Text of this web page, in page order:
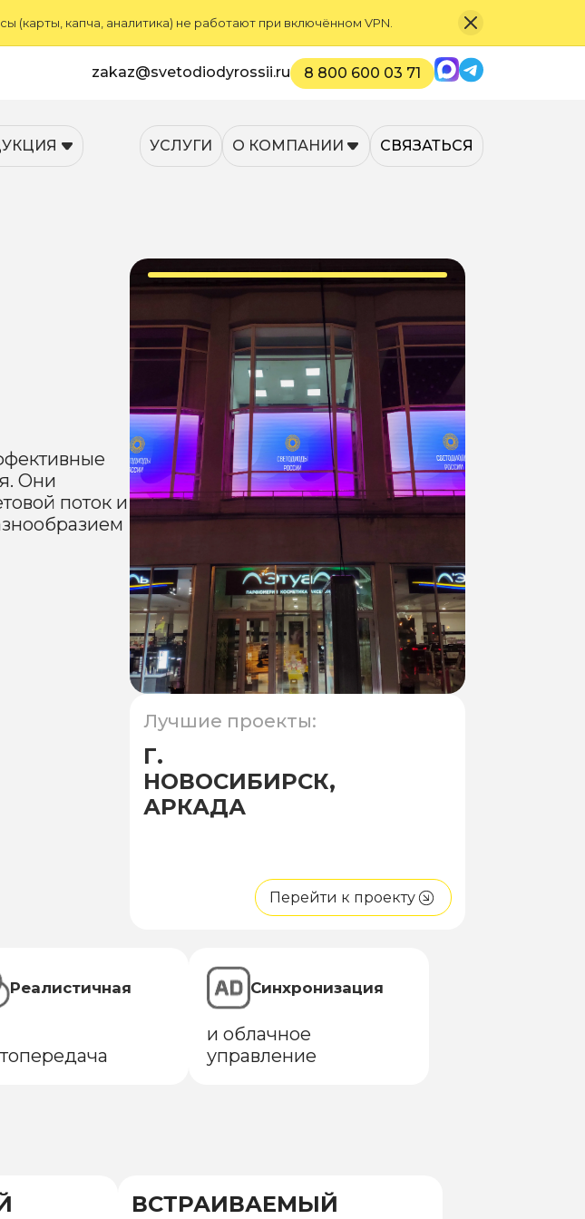
(карты, капча, аналитика) не работают при включённом VPN.
zakaz@svetodiodyrossii.ru 8 800 600 03 71 MaxTelegram
УСЛУГИ О КОМПАНИИ СВЯЗАТЬСЯ
Они
поток и
Лучшие проекты:
Г.
НОВОСИБИРСК,
АРКАДА
Перейти к проекту
Реалистичная Синхронизация
и облачное
управление
ВСТРАИВАЕМЫЙ